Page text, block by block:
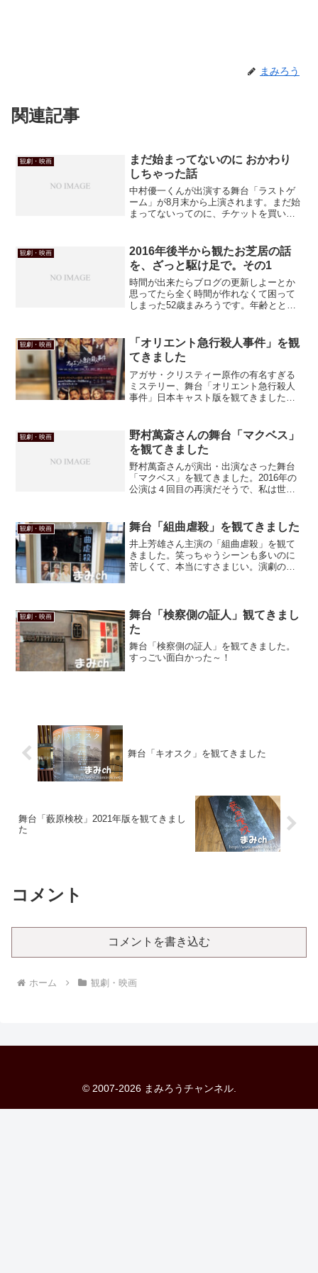
まみろう
関連記事
観劇・映画
まだ始まってないのに おかわり
しちゃった話
中村優一くんが出演する舞台「ラストゲ
ーム」が8月末から上演されます。まだ始
まってないってのに、チケットを買い足
観劇・映画
2016年後半から観たお芝居の話
を、ざっと駆け足で。その1
時間が出来たらブログの更新しよーとか
思ってたら全く時間が作れなくて困って
しまった52歳まみろうです。年齢ととも
観劇・映画
「オリエント急行殺人事件」を観
てきました
アガサ・クリスティー原作の有名すぎる
ミステリー、舞台「オリエント急行殺人
事件」日本キャスト版を観てきました。
ュで軽妙。楽しんできましたよん
観劇・映画
野村萬斎さんの舞台「マクベス」
を観てきました
野村萬斎さんが演出・出演なさった舞台
「マクベス」を観てきました。2016年の
公演は４回目の再演だそうで、私は世田
観劇・映画 舞台「組曲虐殺」を観てきました
井上芳雄さん主演の「組曲虐殺」を観て
きました。笑っちゃうシーンも多いのに
苦しくて、本当にすさまじい。演劇の力
観劇・映画
舞台「検察側の証人」観てきまし
た
舞台「検察側の証人」を観てきました。
すっごい面白かった～！
舞台「キオスク」を観てきました
舞台「藪原検校」2021年版を観てきまし
た
コメント
コメントを書き込む
ホーム 観劇・映画
© 2007-2026 まみろうチャンネル.